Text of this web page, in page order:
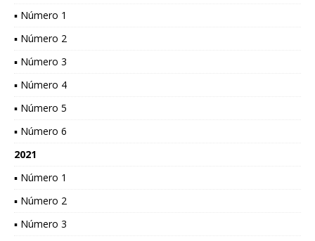
▪ Número 1
▪ Número 2
▪ Número 3
▪ Número 4
▪ Número 5
▪ Número 6
2021
▪ Número 1
▪ Número 2
▪ Número 3